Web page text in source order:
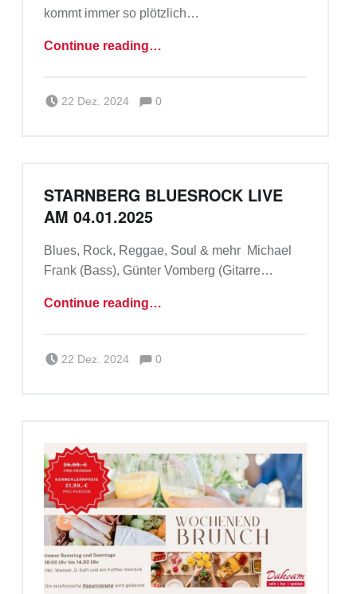
kommt immer so plötzlich…
Continue reading…
22 Dez. 2024
Team_a_m Comments:
0
STARNBERG BLUESROCK LIVE
AM 04.01.2025
Blues, Rock, Reggae, Soul & mehr Michael
Frank (Bass), Günter Vomberg (Gitarre…
Continue reading…
22 Dez. 2024
Michael Frank Comments:
0